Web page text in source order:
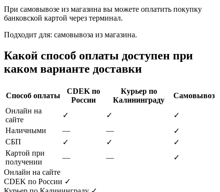
При самовывозе из магазина вы можете оплатить покупку
банковской картой через терминал.
Подходит для: самовывоза из магазина.
Какой способ оплаты доступен при
каком варианте доставки
Способ оплаты
CDEK по
России
Курьер по
Калининграду
Самовывоз
Онлайн на
сайте
✓ ✓
✓
Наличными
— —
✓
СБП
✓ ✓
✓
Картой при
получении
— —
✓
Онлайн на сайте
CDEK по России ✓